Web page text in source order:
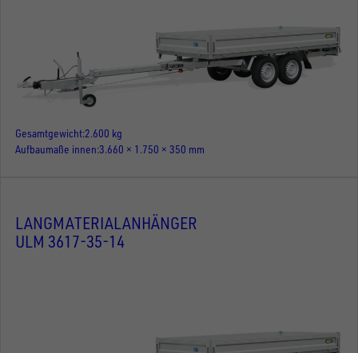
Gesamtgewicht 2.600 kg
Aufbaumaße innen 3.660 × 1.750 × 350 mm
LANGMATERIALANHÄNGER
ULM 3617-35-14